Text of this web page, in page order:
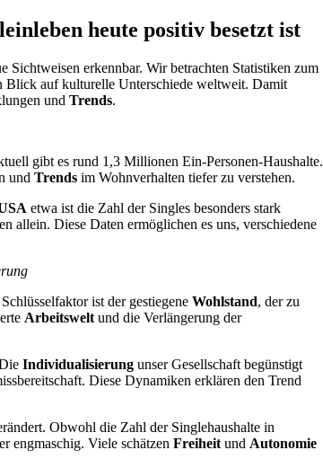
heute positiv besetzt ist
Sichtweisen erkennbar. Wir betrachten Statistiken zum
Blick auf kulturelle Unterschiede weltweit. Damit
und Trends.
gibt es rund 1,3 Millionen Ein-Personen-Haushalte.
und Trends im Wohnverhalten tiefer zu verstehen.
etwa ist die Zahl der Singles besonders stark
allein. Diese Daten ermöglichen es uns, verschiedene
ist der gestiegene Wohlstand, der zu
Arbeitswelt und die Verlängerung der
Individualisierung unser Gesellschaft begünstigt
Diese Dynamiken erklären den Trend
Obwohl die Zahl der Singlehaushalte in
engmaschig. Viele schätzen Freiheit und Autonomie